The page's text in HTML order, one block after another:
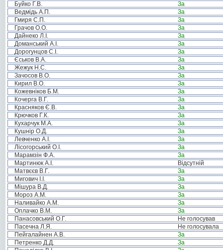
Буйко Г.В.
За
Ведмідь А.П.
За
Гмиря С.П.
За
Грачов О.О.
За
Дайнеко Л.І.
За
Доманський А.І.
За
Дорогунцов С.І.
За
Єськов В.А.
За
Жежук Н.С.
За
Зачосов В.О.
За
Кирил В.О.
За
Кожевніков Б.М.
За
Кочерга В.Г.
За
Красняков Є.В.
За
Крючков Г.К.
За
Кухарчук М.А.
За
Кушнір О.Д.
За
Левченко А.І.
За
Лісогорський О.І.
За
Марамзін Ф.А.
За
Мартинюк А.І.
Відсутній
Матвєєв В.Г.
За
Мигович І.І.
За
Мішура В.Д.
За
Мороз А.М.
За
Наливайко А.М.
За
Оплачко В.М.
За
Панасовський О.Г.
Не голосував
Пасечна Л.Я.
Не голосувала
Пейгалайнен А.В.
За
Петренко Д.Д.
За